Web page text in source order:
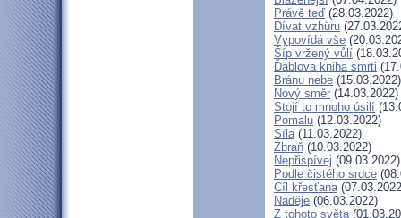
Právě teď (28.03.2022)
Dívat vzhůru
Vypovídá vše
Šíp vržený vůlí
Ďáblova kniha smrti
Bránu nebe (15.03.2022)
Nový směr (14.03.2022)
Stojí to mnoho úsilí
Pomalu (12.03.2022)
Síla(11.03.2022)
Zbraň (10.03.2022)
Nepřispívej (09.03.2022)
Podle čistého srdce
Cíl křesťana
Naděje (06.03.2022)
Z tohoto světa